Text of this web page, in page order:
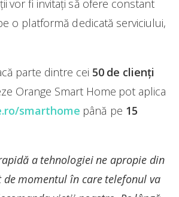
vor fi invitați să ofere constant
o platformă dedicată serviciului,
parte dintre cei 50 de clienți
Orange Smart Home pot aplica
smarthome până pe 15
a tehnologiei ne apropie din
de momentul în care telefonul va